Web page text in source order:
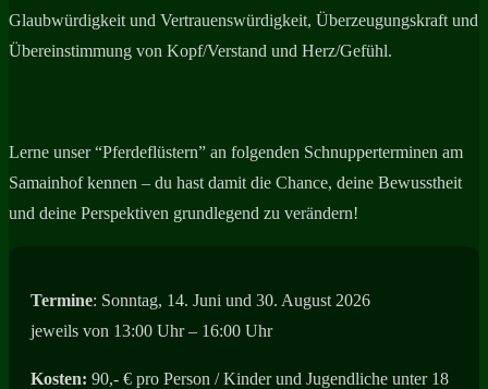
Glaubwürdigkeit und Vertrauenswürdigkeit, Überzeugungskraft und
Übereinstimmung von Kopf/Verstand und Herz/Gefühl.
Lerne unser “Pferdeflüstern” an folgenden Schnupperterminen am
Samainhof kennen – du hast damit die Chance, deine Bewusstheit
und deine Perspektiven grundlegend zu verändern!
Termine: Sonntag, 14. Juni und 30. August 2026
jeweils von 13:00 Uhr – 16:00 Uhr
Kosten: 90,- € pro Person / Kinder und Jugendliche unter 18